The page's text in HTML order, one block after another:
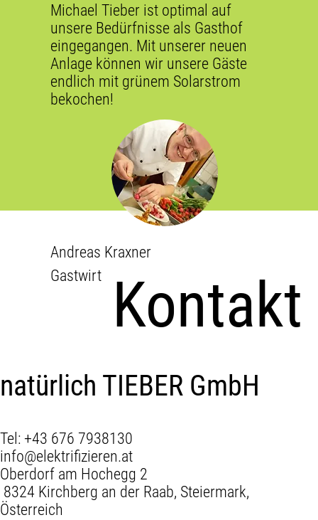
Michael Tieber ist optimal auf
unsere Bedürfnisse als Gasthof
eingegangen. Mit unserer neuen
Anlage können wir unsere Gäste
endlich mit grünem Solarstrom
bekochen!
Andreas Kraxner
Gastwirt
Kontakt
natürlich TIEBER GmbH
Tel: +43 676 7938130
info@elektrifizieren.at
Oberdorf am Hochegg 2
8324 Kirchberg an der Raab, Steiermark,
Österreich